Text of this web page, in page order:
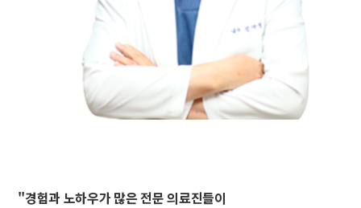
"경험과 노하우가 많은 전문 의료진들이